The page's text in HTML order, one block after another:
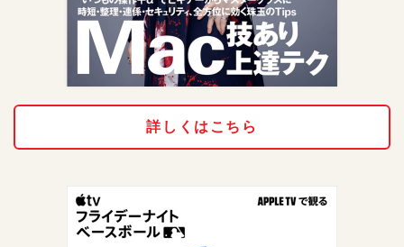
詳しくはこちら